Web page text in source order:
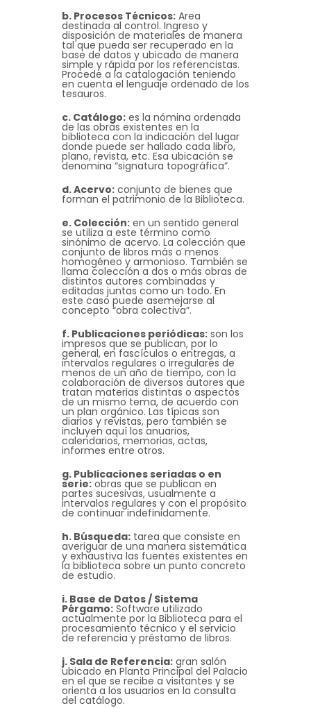
b. Procesos Técnicos: Area
destinada al control. Ingreso y
disposición de materiales de manera
tal que pueda ser recuperado en la
base de datos y ubicado de manera
simple y rápida por los referencistas.
Procede a la catalogación teniendo
en cuenta el lenguaje ordenado de los
tesauros.
c. Catálogo: es la nómina ordenada
de las obras existentes en la
biblioteca con la indicación del lugar
donde puede ser hallado cada libro,
plano, revista, etc. Esa ubicación se
denomina “signatura topográfica”.
d. Acervo: conjunto de bienes que
forman el patrimonio de la Biblioteca.
e. Colección: en un sentido general
se utiliza a este término como
sinónimo de acervo. La colección que
conjunto de libros más o menos
homogéneo y armonioso. También se
llama colección a dos o más obras de
distintos autores combinadas y
editadas juntas como un todo. En
este caso puede asemejarse al
concepto “obra colectiva”.
f. Publicaciones periódicas: son los
impresos que se publican, por lo
general, en fascículos o entregas, a
intervalos regulares o irregulares de
menos de un año de tiempo, con la
colaboración de diversos autores que
tratan materias distintas o aspectos
de un mismo tema, de acuerdo con
un plan orgánico. Las típicas son
diarios y revistas, pero también se
incluyen aquí los anuarios,
calendarios, memorias, actas,
informes entre otros.
g. Publicaciones seriadas o en
serie: obras que se publican en
partes sucesivas, usualmente a
intervalos regulares y con el propósito
de continuar indefinidamente.
h. Búsqueda: tarea que consiste en
averiguar de una manera sistemática
y exhaustiva las fuentes existentes en
la biblioteca sobre un punto concreto
de estudio.
i. Base de Datos / Sistema
Pérgamo: Software utilizado
actualmente por la Biblioteca para el
procesamiento técnico y el servicio
de referencia y préstamo de libros.
j. Sala de Referencia: gran salón
ubicado en Planta Principal del Palacio
en el que se recibe a visitantes y se
orienta a los usuarios en la consulta
del catálogo.